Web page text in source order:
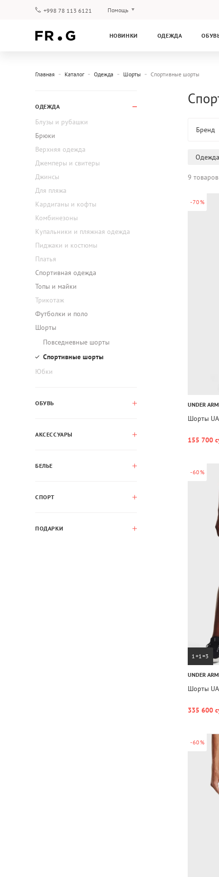
+998 78 113 6121 Помощь
Гарантия
НОВИНКИ ОДЕЖДА
Главная Каталог Одежда Шорты Спортивные шорты
ОДЕЖДА
Блузы и рубашки
Брюки
Верхняя одежда
Джемперы и свитеры
Джинсы
Для пляжа
Кардиганы и кофты
Комбинезоны
Купальники и пляжная одежда
Пиджаки и костюмы
Платья
Спортивная одежда
Топы и майки
Трикотаж
Футболки и поло
Шорты
Повседневные шорты
Спортивные шорты
Юбки
ОБУВЬ
АКСЕССУАРЫ
БЕЛЬЕ
СПОРТ
ПОДАРКИ
Бренд
Одежда
9 товаров
-70%
UNDER
Шорты
155 700
-60%
1+1=3
UNDER
Шорты
335 600
-60%